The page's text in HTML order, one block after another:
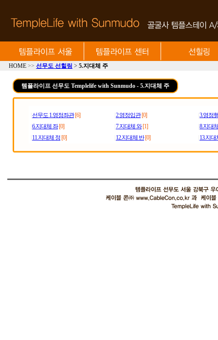
HOME >> 선무도 선힐링 > 5.지대체 주
템플라이프 선무도 Templelife with Sunmudo - 5.지대체 주
선무도 1.영정좌관 [6] 2.영정입관 [0]
3.영정
6.지대체 좌 [0] 7.지대체 와 [1]
8.지대
11.지대체 정 [0] 12.지대체 반 [0] 13.지대